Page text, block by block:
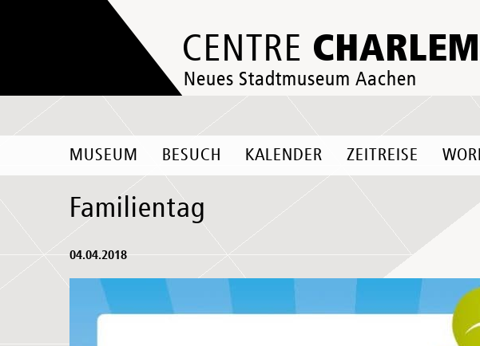
CENTRE
Neues Stadtmuseum Aachen
MUSEUM BESUCH KALENDER ZEITREISE
Familientag
04.04.2018